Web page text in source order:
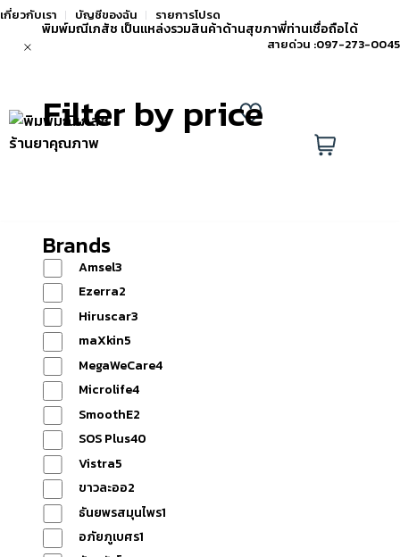
เกี่ยวกับเรา บัญชีของฉัน รายการโปรด
พิมพ์มณีเภสัช เป็นแหล่งรวมสินค้าด้านสุขภาพี่ท่านเชื่อถือได้
สายด่วน :097-273-0045
ไลน์
รายการ 0
Filter by price
Brands
Amsel3
Ezerra2
Hiruscar3
maXkin5
MegaWeCare4
Microlife4
SmoothE2
SOS Plus40
Vistra5
ขาวละออ2
ธันยพรสมุนไพร1
อภัยภูเบศร1